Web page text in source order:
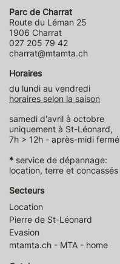
Parc de Charrat
Route du Léman 25
1906 Charrat
027 205 79 42
charrat@mtamta.ch
Horaires
du lundi au vendredi
horaires selon la saison
samedi d'avril à octobre
uniquement à St-Léonard,
7h > 12h - après-midi fermé
* service de dépannage:
location, terre et concassés
Secteurs
Location
Pierre de St-Léonard
Evasion
mtamta.ch - MTA - home